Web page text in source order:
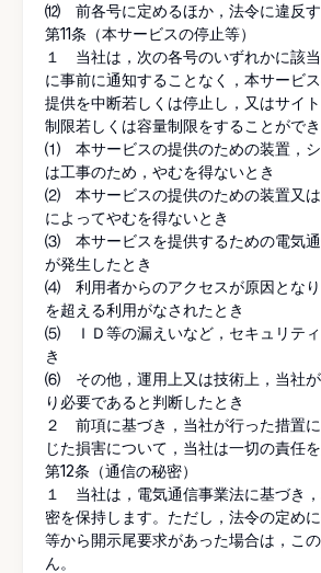
⑿ 前各号に定めるほか，法令に違反
第11条（本サービスの停止等）
１ 当社は，次の各号のいずれかに該
に事前に通知することなく，本サービ
提供を中断若しくは停止し，又はサイ
制限若しくは容量制限をすることができ
⑴ 本サービスの提供のための装置，シ
は工事のため，やむを得ないとき
⑵ 本サービスの提供のための装置又
によってやむを得ないとき
⑶ 本サービスを提供するための電気
が発生したとき
⑷ 利用者からのアクセスが原因とな
を超える利用がなされたとき
⑸ ＩＤ等の漏えいなど，セキュリティ
き
⑹ その他，運用上又は技術上，当社が
り必要であると判断したとき
２ 前項に基づき，当社が行った措置
じた損害について，当社は一切の責任を
第12条（通信の秘密）
１ 当社は，電気通信事業法に基づき
密を保持します。ただし，法令の定め
等から開示尾要求があった場合は，こ
ん。